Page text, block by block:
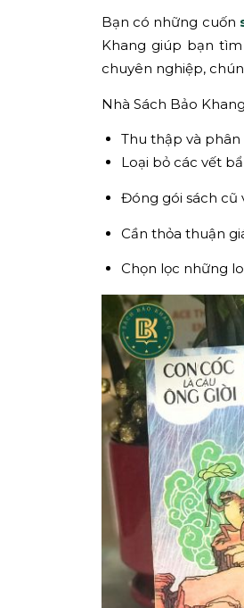
Bạn có những cuốn
Khang giúp bạn
chuyên nghiệp,
Nhà Sách Bảo
Thu thập và
Loại bỏ các vết
Đóng gói sách cũ
Cần thỏa thuận
Chọn lọc những